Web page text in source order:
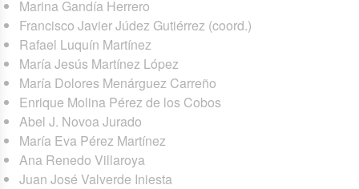
Marina Gandía Herrero
Francisco Javier Júdez Gutiérrez (coord.)
Rafael Luquín Martínez
María Jesús Martínez López
María Dolores Menárguez Carreño
Enrique Molina Pérez de los Cobos
Abel J. Novoa Jurado
María Eva Pérez Martínez
Ana Renedo Villaroya
Juan José Valverde Iniesta